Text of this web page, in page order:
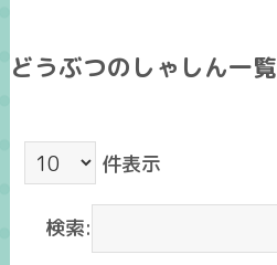
どうぶつのしゃしん一覧
件表示
検索: